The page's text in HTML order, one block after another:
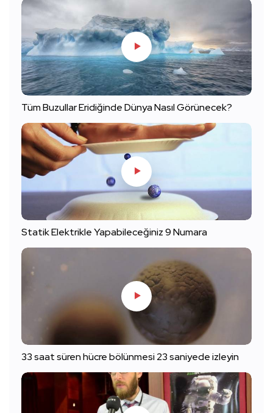
Tüm Buzullar Eridiğinde Dünya Nasıl Görünecek?
Statik Elektrikle Yapabileceğiniz 9 Numara
33 saat süren hücre bölünmesi 23 saniyede izleyin